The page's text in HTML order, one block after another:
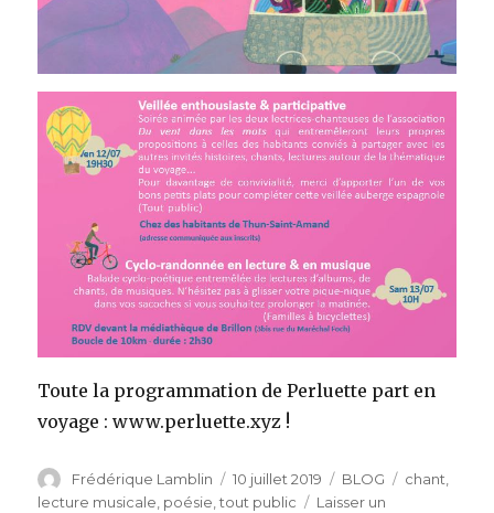
Toute la programmation de Perluette part en
voyage : www.perluette.xyz !
Auteur
Frédérique Lamblin
Publié
le
10 juillet 2019 Catégories
BLOG Étiquettes
chant
lecture musicale poésie ,tout public
Laisser un